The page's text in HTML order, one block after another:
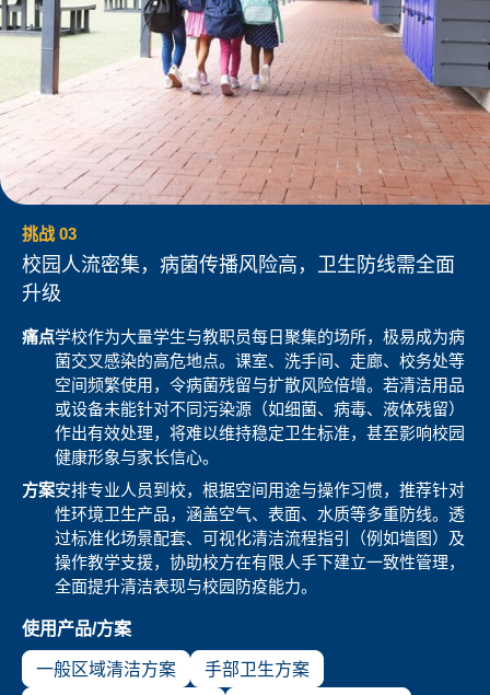
挑战 03
校园人流密集，病菌传播风险高，卫生防线需全面
升级
痛点学校作为大量学生与教职员每日聚集的场所，极易成为病
菌交叉感染的高危地点。课室、洗手间、走廊、校务处等
空间频繁使用，令病菌残留与扩散风险倍增。若清洁用品
或设备未能针对不同污染源（如细菌、病毒、液体残留）
作出有效处理，将难以维持稳定卫生标准，甚至影响校园
健康形象与家长信心。
方案安排专业人员到校，根据空间用途与操作习惯，推荐针对
性环境卫生产品，涵盖空气、表面、水质等多重防线。透
过标准化场景配套、可视化清洁流程指引（例如墙图）及
操作教学支援，协助校方在有限人手下建立一致性管理，
全面提升清洁表现与校园防疫能力。
使用产品/方案
一般区域清洁方案
手部卫生方案